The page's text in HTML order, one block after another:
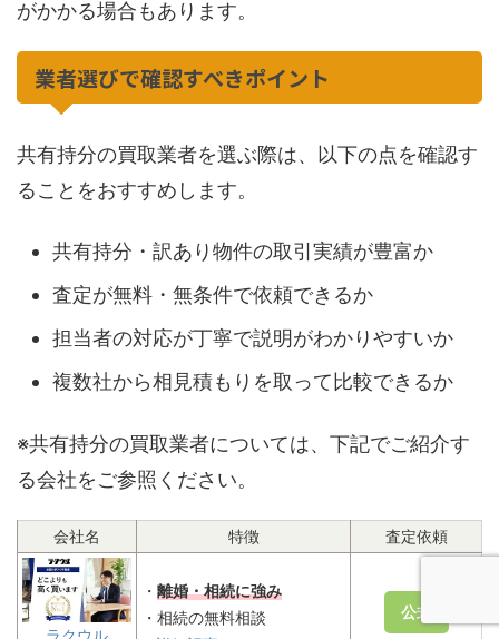
がかかる場合もあります。
業者選びで確認すべきポイント
共有持分の買取業者を選ぶ際は、以下の点を確認す
ることをおすすめします。
共有持分・訳あり物件の取引実績が豊富か
査定が無料・無条件で依頼できるか
担当者の対応が丁寧で説明がわかりやすいか
複数社から相見積もりを取って比較できるか
※共有持分の買取業者については、下記でご紹介す
る会社をご参照ください。
会社名 特徴 査定依頼
・ 離婚・相続に強み
・相続の無料相談
公式